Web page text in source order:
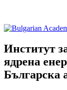
Институт
ядрена
Българска